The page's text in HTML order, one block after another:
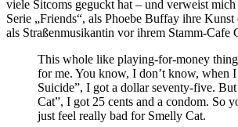
viele Sitcoms geguckt hat – und verweist mich
Serie „Friends“, als Phoebe Buffay ihre Kunst
als Straßenmusikantin vor ihrem Stamm-Cafe
This whole like playing-for-money
for me. You know, I don’t know, when I
Suicide”, I got a dollar seventy-five.
Cat”, I got 25 cents and a condom. So
just feel really bad for Smelly Cat.